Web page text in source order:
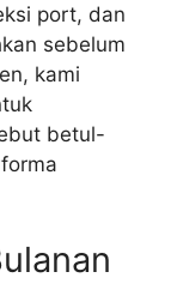
port, dan
sebelum
kami
betul-